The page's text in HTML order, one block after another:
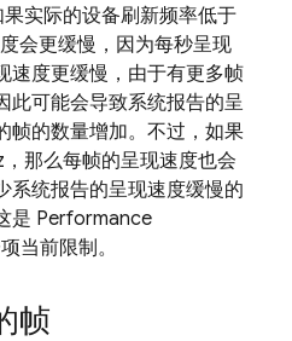
实际的设备刷新频率低于
会更缓慢，因为每秒呈现
速度更缓慢，由于有更多帧
此可能会导致系统报告的呈
帧的数量增加。不过，如果
那么每帧的呈现速度也会
系统报告的呈现速度缓慢的
是 Performance
当前限制。
帧